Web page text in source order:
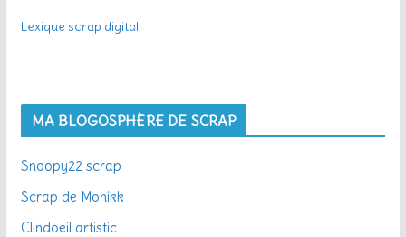
Lexique scrap digital
MA BLOGOSPHÈRE DE SCRAP
Snoopy22 scrap
Scrap de Monikk
Clindoeil artistic